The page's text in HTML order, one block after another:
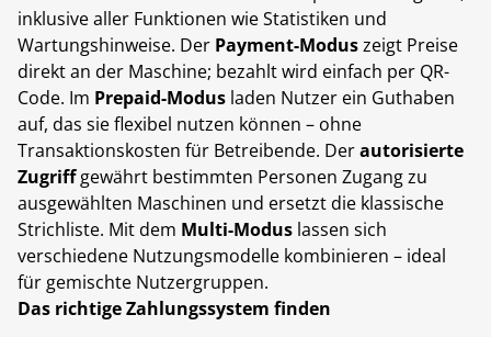
inklusive aller Funktionen wie Statistiken und
Wartungshinweise. Der Payment-Moduszeigt Preise
direkt an der Maschine; bezahlt wird einfach per QR-
Code. Im Prepaid-Modus laden Nutzer ein Guthaben
auf, das sie flexibel nutzen können – ohne
Transaktionskosten für Betreibende. Derautorisierte
Zugriffgewährt bestimmten Personen Zugang zu
ausgewählten Maschinen und ersetzt die klassische
Strichliste. Mit dem Multi-Modus lassen sich
verschiedene Nutzungsmodelle kombinieren – ideal
für gemischte Nutzergruppen.
Das richtige Zahlungssystem finden